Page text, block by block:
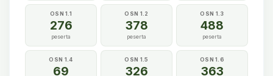
OSN 1.1
276
peserta
OSN 1.2
378
peserta
OSN 1.3
488
peserta
OSN 1.4
69
OSN 1.5
326
OSN 1.6
363